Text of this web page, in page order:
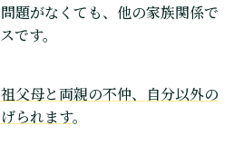
題がなくても、他の家族関係で
です。
父母と両親の不仲、自分以外の
られます。